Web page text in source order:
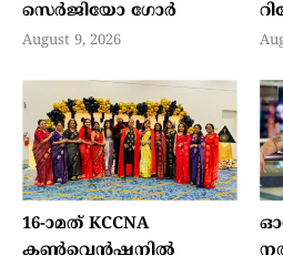
സെർജിയോ ഗോർ
August 9, 2026
16-ാമത് KCCNA
കൺവെൻഷനിൽ